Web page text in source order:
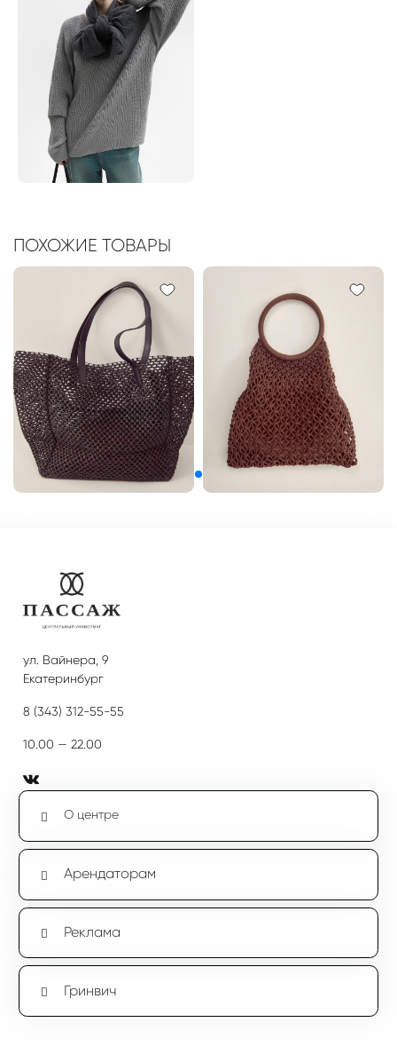
ПОХОЖИЕ ТОВАРЫ
ул. Вайнера, 9
Екатеринбург
8 (343) 312-55-55
10.00 — 22.00
О центре
Арендаторам
Реклама
Гринвич